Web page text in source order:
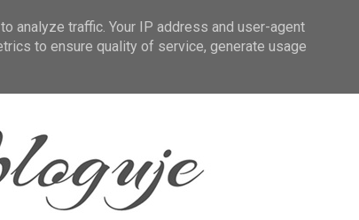
analyze traffic. Your IP address and user-agent
to ensure quality of service, generate usage